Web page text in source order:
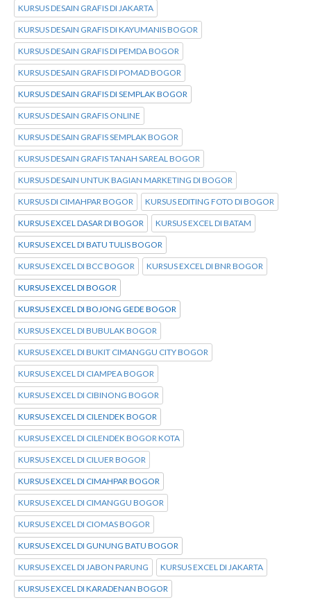
KURSUS DESAIN GRAFIS DI JAKARTA
KURSUS DESAIN GRAFIS DI KAYUMANIS BOGOR
KURSUS DESAIN GRAFIS DI PEMDA BOGOR
KURSUS DESAIN GRAFIS DI POMAD BOGOR
KURSUS DESAIN GRAFIS DI SEMPLAK BOGOR
KURSUS DESAIN GRAFIS ONLINE
KURSUS DESAIN GRAFIS SEMPLAK BOGOR
KURSUS DESAIN GRAFIS TANAH SAREAL BOGOR
KURSUS DESAIN UNTUK BAGIAN MARKETING DI BOGOR
KURSUS DI CIMAHPAR BOGOR KURSUS EDITING FOTO DI BOGOR
KURSUS EXCEL DASAR DI BOGOR KURSUS EXCEL DI BATAM
KURSUS EXCEL DI BATU TULIS BOGOR
KURSUS EXCEL DI BCC BOGOR KURSUS EXCEL DI BNR BOGOR
KURSUS EXCEL DI BOGOR
KURSUS EXCEL DI BOJONG GEDE BOGOR
KURSUS EXCEL DI BUBULAK BOGOR
KURSUS EXCEL DI BUKIT CIMANGGU CITY BOGOR
KURSUS EXCEL DI CIAMPEA BOGOR
KURSUS EXCEL DI CIBINONG BOGOR
KURSUS EXCEL DI CILENDEK BOGOR
KURSUS EXCEL DI CILENDEK BOGOR KOTA
KURSUS EXCEL DI CILUER BOGOR
KURSUS EXCEL DI CIMAHPAR BOGOR
KURSUS EXCEL DI CIMANGGU BOGOR
KURSUS EXCEL DI CIOMAS BOGOR
KURSUS EXCEL DI GUNUNG BATU BOGOR
KURSUS EXCEL DI JABON PARUNG KURSUS EXCEL DI JAKARTA
KURSUS EXCEL DI KARADENAN BOGOR